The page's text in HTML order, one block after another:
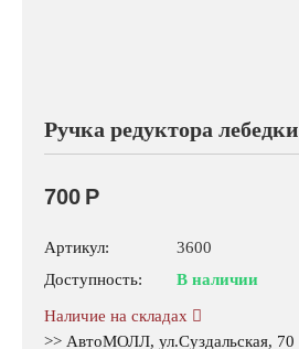
Ручка редуктора лебедки
700 Р
Артикул:
3600
Доступность:
В наличии
Наличие на складах
>> АвтоМОЛЛ, ул.Суздальская, 70